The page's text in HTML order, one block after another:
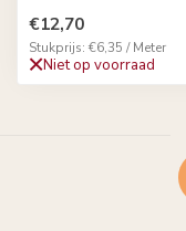
€12,70
Stukprijs: €6,35 / Meter
Niet op voorraad